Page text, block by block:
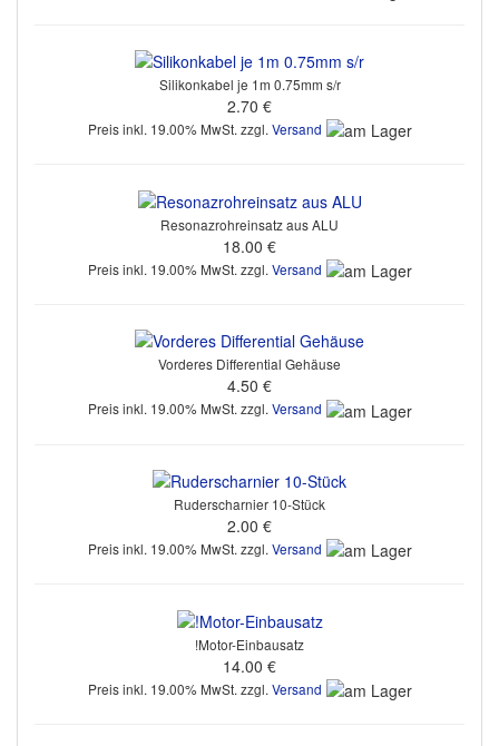
Silikonkabel je 1m 0.75mm s/r
2.70 €
Preis inkl. 19.00% MwSt. zzgl. Versand
Resonazrohreinsatz aus ALU
18.00 €
Preis inkl. 19.00% MwSt. zzgl. Versand
Vorderes Differential Gehäuse
4.50 €
Preis inkl. 19.00% MwSt. zzgl. Versand
Ruderscharnier 10-Stück
2.00 €
Preis inkl. 19.00% MwSt. zzgl. Versand
!Motor-Einbausatz
14.00 €
Preis inkl. 19.00% MwSt. zzgl. Versand